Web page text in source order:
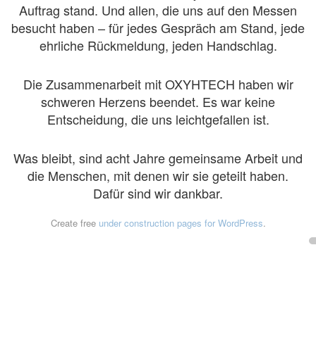
Auftrag stand. Und allen, die uns auf den Messen
besucht haben – für jedes Gespräch am Stand, jede
ehrliche Rückmeldung, jeden Handschlag.
Die Zusammenarbeit mit OXYHTECH haben wir
schweren Herzens beendet. Es war keine
Entscheidung, die uns leichtgefallen ist.
Was bleibt, sind acht Jahre gemeinsame Arbeit und
die Menschen, mit denen wir sie geteilt haben.
Dafür sind wir dankbar.
Create free under construction pages for WordPress.